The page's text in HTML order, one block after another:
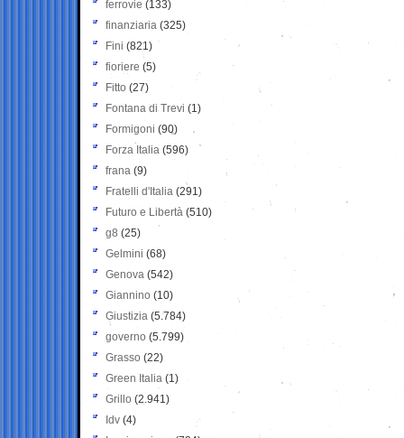
ferrovie (133)
finanziaria (325)
Fini (821)
fioriere (5)
Fitto (27)
Fontana di Trevi (1)
Formigoni (90)
Forza Italia (596)
frana (9)
Fratelli d'Italia (291)
Futuro e Libertà (510)
g8 (25)
Gelmini (68)
Genova (542)
Giannino (10)
Giustizia (5.784)
governo (5.799)
Grasso (22)
Green Italia (1)
Grillo (2.941)
Idv (4)